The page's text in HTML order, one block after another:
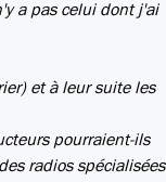
a pas celui dont j'ai
et à leur suite les
pourraient-ils
radios spécialisées